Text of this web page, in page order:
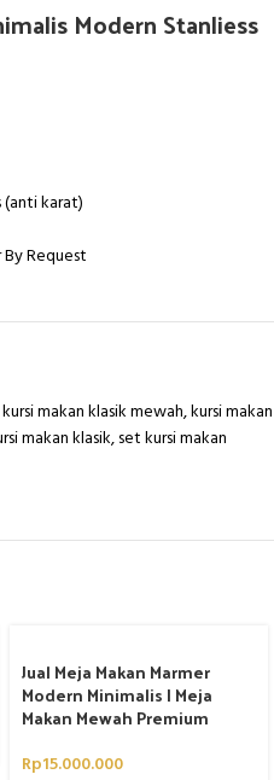
Modern Stanliess
(anti karat)
Request
kursi makan klasik mewah,kursi makan
makan klasik,set kursi makan
Jual Meja Makan Marmer
Modern Minimalis | Meja
Makan Mewah Premium
Rp15.000.000